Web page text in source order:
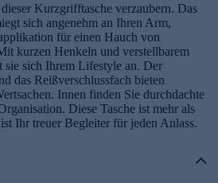
Kurzgrifftasche verzaubern. Das
sich angenehm an Ihren Arm,
für einen Hauch von
kurzen Henkeln und verstellbarem
sie sich Ihrem Lifestyle an. Der
das Reißverschlussfach bieten
Innen finden Sie durchdachte
Diese Tasche ist mehr als
Ihr treuer Begleiter für jeden Anlass.